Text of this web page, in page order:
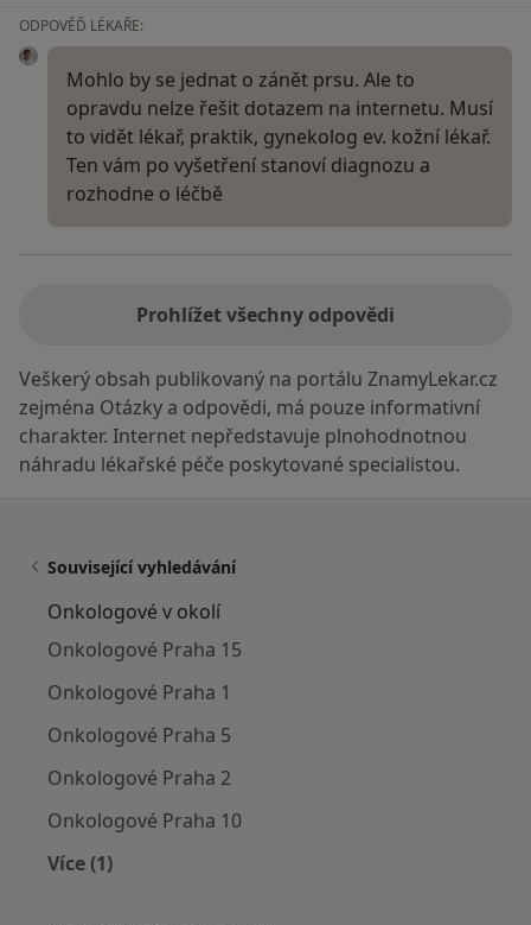
ODPOVĚĎ LÉKAŘE:
Mohlo by se jednat o zánět prsu. Ale to
opravdu nelze řešit dotazem na internetu. Musí
to vidět lékař, praktik, gynekolog ev. kožní lékař.
Ten vám po vyšetření stanoví diagnozu a
rozhodne o léčbě
Prohlížet všechny odpovědi
Veškerý obsah publikovaný na portálu ZnamyLekar.cz
zejména Otázky a odpovědi, má pouze informativní
charakter. Internet nepředstavuje plnohodnotnou
náhradu lékařské péče poskytované specialistou.
Související vyhledávání
Onkologové v okolí
Onkologové Praha 15
Onkologové Praha 1
Onkologové Praha 5
Onkologové Praha 2
Onkologové Praha 10
Více (1)